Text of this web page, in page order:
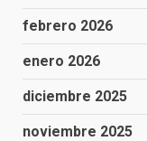
febrero 2026
enero 2026
diciembre 2025
noviembre 2025